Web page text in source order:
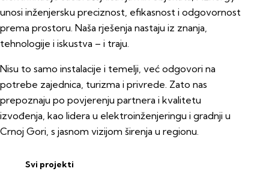
unosi inženjersku preciznost, efikasnost i odgovornost
prema prostoru. Naša rješenja nastaju iz znanja,
tehnologije i iskustva – i traju.
Nisu to samo instalacije i temelji, već odgovori na
potrebe zajednica, turizma i privrede. Zato nas
prepoznaju po povjerenju partnera i kvalitetu
izvođenja, kao lidera u elektroinženjeringu i gradnji u
Crnoj Gori, s jasnom vizijom širenja u regionu.
Svi projekti